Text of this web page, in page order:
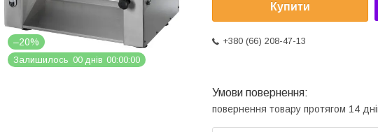
–20%
Залишилось 00 днів 00 00 00
Купити
+380 (66) 208-47-13
повернення товару протягом 14